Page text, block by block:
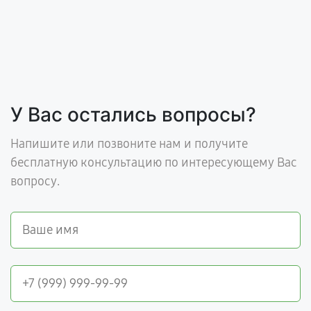
У Вас остались вопросы?
Напишите или позвоните нам и получите
бесплатную консультацию по интересующему Вас
вопросу.